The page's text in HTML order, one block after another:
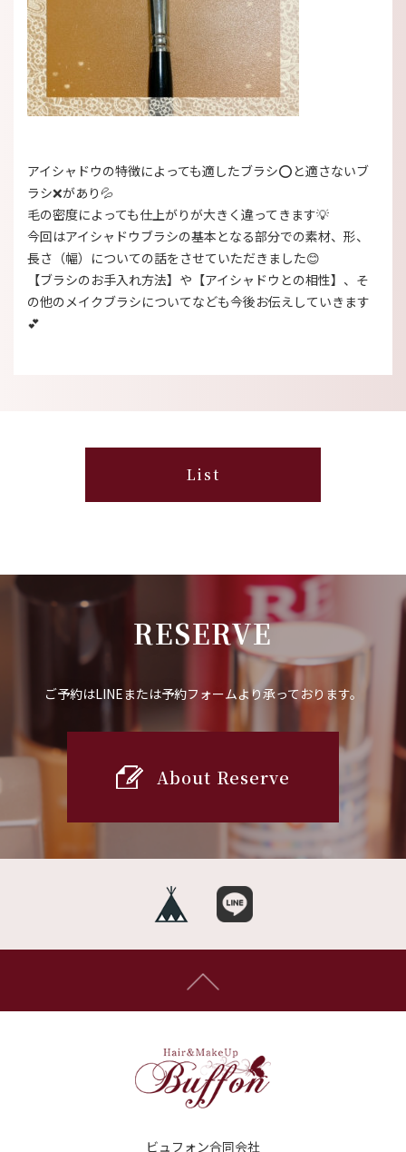
アイシャドウの特徴によっても適したブラシ⭕と適さないブ
ラシ❌があり💦
毛の密度によっても仕上がりが大きく違ってきます💡
今回はアイシャドウブラシの基本となる部分での素材、形、
長さ（幅）についての話をさせていただきました😊
【ブラシのお手入れ方法】 や【アイシャドウとの相性】、そ
の他のメイクブラシについてなども今後お伝えしていきます
💕
List
RESERVE
ご予約はLINEまたは予約フォームより承っております。
About Reserve
ビュフォン合同会社